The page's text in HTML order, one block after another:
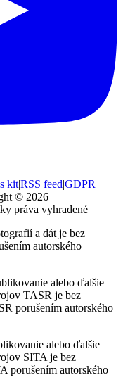
kit|RSS feed|GDPR
© 2026
práva vyhradené
a dát je bez
autorského
alebo ďalšie
TASR je bez
porušením autorského
alebo ďalšie
SITA je bez
porušením autorského